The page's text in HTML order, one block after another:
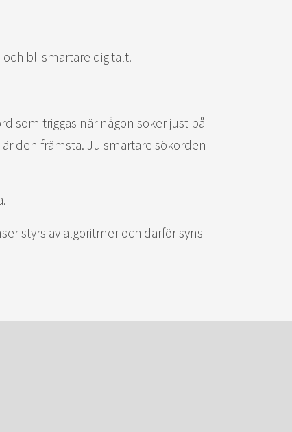
bli smartare digitalt.
som triggas när någon söker just på
den främsta. Ju smartare sökorden
styrs av algoritmer och därför syns